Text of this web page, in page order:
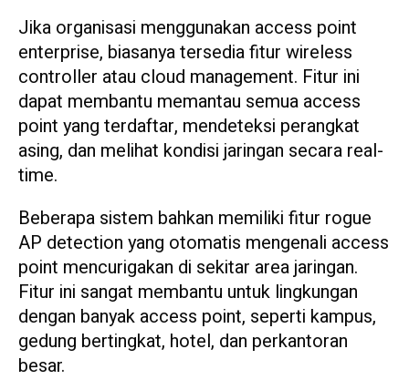
Jika organisasi menggunakan access point
enterprise, biasanya tersedia fitur wireless
controller atau cloud management. Fitur ini
dapat membantu memantau semua access
point yang terdaftar, mendeteksi perangkat
asing, dan melihat kondisi jaringan secara real-
time.
Beberapa sistem bahkan memiliki fitur rogue
AP detection yang otomatis mengenali access
point mencurigakan di sekitar area jaringan.
Fitur ini sangat membantu untuk lingkungan
dengan banyak access point, seperti kampus,
gedung bertingkat, hotel, dan perkantoran
besar.